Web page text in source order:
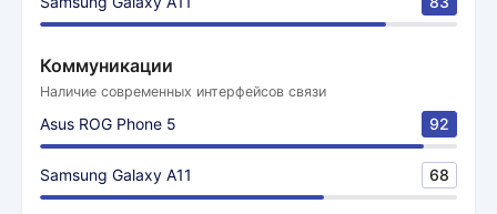
Коммуникации
Наличие современных интерфейсов связи
Asus ROG Phone 5 92
Samsung Galaxy A11 68